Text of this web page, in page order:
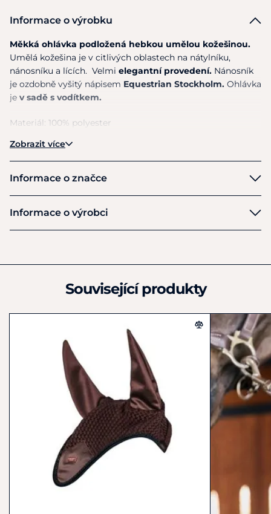
Informace o výrobku
Měkká ohlávka podložená hebkou umělou kožešinou.
Umělá kožešina je v citlivých oblastech na nátylníku,
nánosníku a lících. Velmi elegantní provedení. Nánosník
je ozdobně vyšitý nápisem Equestrian Stockholm. Ohlávka
je v sadě s vodítkem.
Materiál: 100% polyester
Pokyny k péči: Pouze ruční praní s šetrným pracím
práškem.
Zobrazit více
Informace o značce
Equestrian Stockholm
Informace o výrobci
Rökerigatan 19
info@equestrianstockholm.com
Související produkty